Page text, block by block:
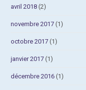
avril 2018 (2)
novembre 2017 (1)
octobre 2017 (1)
janvier 2017 (1)
décembre 2016 (1)